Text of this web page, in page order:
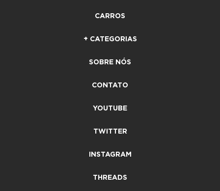
CARROS
+ CATEGORIAS
SOBRE NÓS
CONTATO
YOUTUBE
TWITTER
INSTAGRAM
THREADS